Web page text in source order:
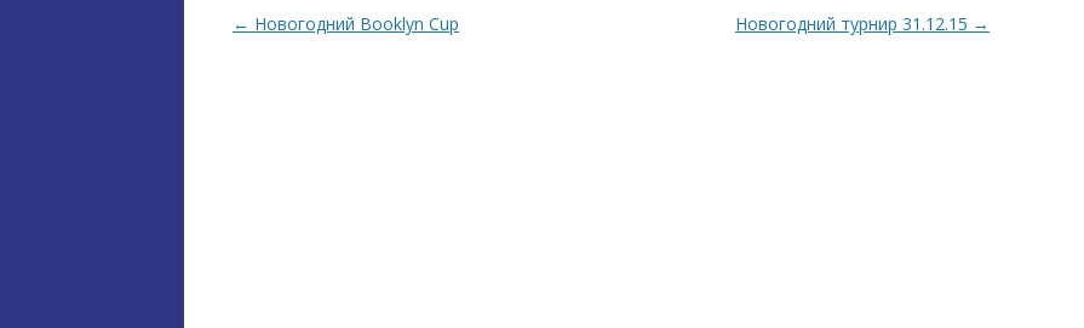
Навігація по запису
← Новогодний Booklyn Cup Новогодний турнир 31.12.15 →